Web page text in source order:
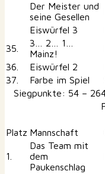
Der Meister und
seine Gesellen
Eiswürfel 3
35.
3… 2… 1…
Mainz!
36.
Eiswürfel 2
37.
Farbe im Spiel
Siegpunkte: 54 –
Platz Mannschaft
1.
Das Team mit
dem
Paukenschlag